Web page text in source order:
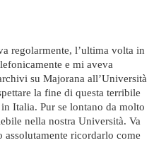
regolarmente, l’ultima volta in
e mi aveva
su Majorana all’Università
la fine di questa terribile
Italia. Pur se lontano da molto
nella nostra Università. Va
ricordarlo come